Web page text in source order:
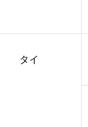
タイ